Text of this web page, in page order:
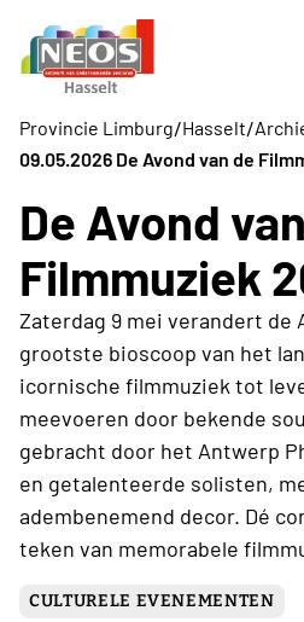
Provincie Limburg/Hasselt/
09.05.2026 De Avond van de
De Avond
Filmmuziek
Zaterdag 9 mei verandert de
grootste bioscoop van het
icornische filmmuziek tot
meevoeren door bekende
gebracht door het Antwerp
en getalenteerde solisten,
adembenemend decor. Dé
teken van memorabele
CULTURELE EVENEMENTEN